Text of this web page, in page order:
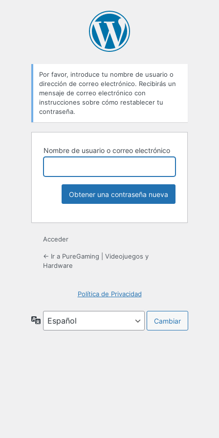
Por favor, introduce tu nombre de usuario o
dirección de correo electrónico. Recibirás un
mensaje de correo electrónico con
instrucciones sobre cómo restablecer tu
contraseña.
Nombre de usuario o correo electrónico
Acceder
← Ir a PureGaming | Videojuegos y
Hardware
Política de Privacidad
Idioma